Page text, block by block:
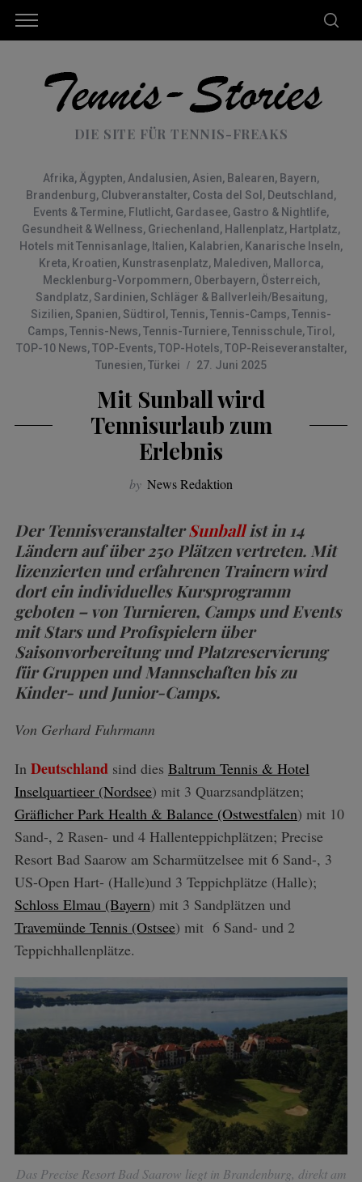
DIE SITE FÜR TENNIS-FREAKS
Afrika, Ägypten, Andalusien, Asien, Balearen, Bayern,
Brandenburg, Clubveranstalter, Costa del Sol , Deutschland ,
Events & Termine, Flutlicht, Gardasee, Gastro & Nightlife,
Gesundheit & Wellness, Griechenland , Hallenplatz, Hartplatz,
Hotels mit Tennisanlage, Italien, Kalabrien, Kanarische Inseln,
Kreta, Kroatien, Kunstrasenplatz, Malediven, Mallorca,
Mecklenburg-Vorpommern, Oberbayern, Österreich,
Sandplatz, Sardinien, Schläger & Ballverleih/Besaitung,
Sizilien, Spanien, Südtirol ,Tennis,Tennis-Camps,Tennis-
Camps,Tennis-News,Tennis-Turniere,Tennisschule,Tirol ,
TOP-10 News,TOP-Events,TOP-Hotels,TOP-Reiseveranstalter,
Tunesien,Türkei 27. Juni 2025
Mit Sunball wird
Tennisurlaub zum
Erlebnis
by News Redaktion
Der TennisveranstalterSunball ist in 14
Ländern auf über 250 Plätzen vertreten. Mit
lizenzierten und erfahrenen Trainern wird
dort ein individuelles Kursprogramm
geboten – von Turnieren, Camps und Events
mit Stars und Profispielern über
Saisonvorbereitung und Platzreservierung
für Gruppen und Mannschaften bis zu
Kinder- und Junior-Camps.
Von Gerhard Fuhrmann
In Deutschlandsind dies Baltrum Tennis & Hotel
Inselquartieer (Nordsee) mit 3 Quarzsandplätzen;
Gräflicher Park Health & Balance (Ostwestfalen) mit 10
Sand-, 2 Rasen- und 4 Hallenteppichplätzen; Precise
Resort Bad Saarow am Scharmützelsee mit 6 Sand-, 3
US-Open Hart- (Halle)und 3 Teppichplätze (Halle);
Schloss Elmau (Bayern) mit 3 Sandplätzen und
Travemünde Tennis (Ostsee) mit 6 Sand- und 2
Teppichhallenplätze.
Das Precise Resort Bad Saarow liegt in Brandenburg, direkt am